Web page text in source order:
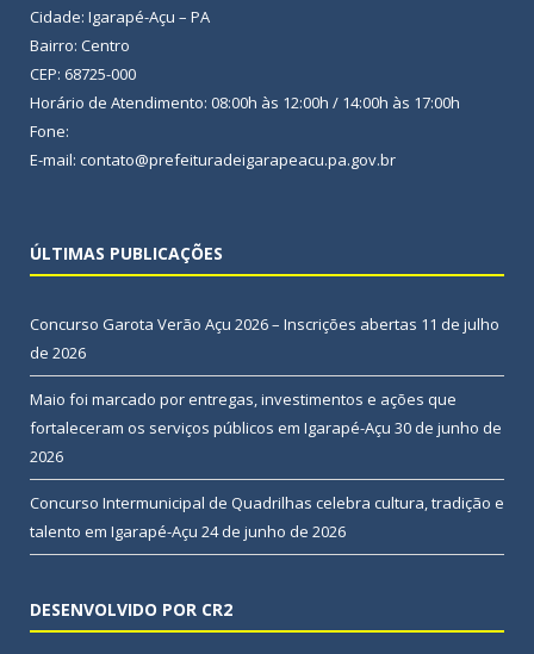
Cidade: Igarapé-Açu – PA
Bairro: Centro
CEP: 68725-000
Horário de Atendimento: 08:00h às 12:00h / 14:00h às 17:00h
Fone:
E-mail: contato@prefeituradeigarapeacu.pa.gov.br
ÚLTIMAS PUBLICAÇÕES
Concurso Garota Verão Açu 2026 – Inscrições abertas 11 de julho
de 2026
Maio foi marcado por entregas, investimentos e ações que
fortaleceram os serviços públicos em Igarapé-Açu 30 de junho de
2026
Concurso Intermunicipal de Quadrilhas celebra cultura, tradição e
talento em Igarapé-Açu 24 de junho de 2026
DESENVOLVIDO POR CR2